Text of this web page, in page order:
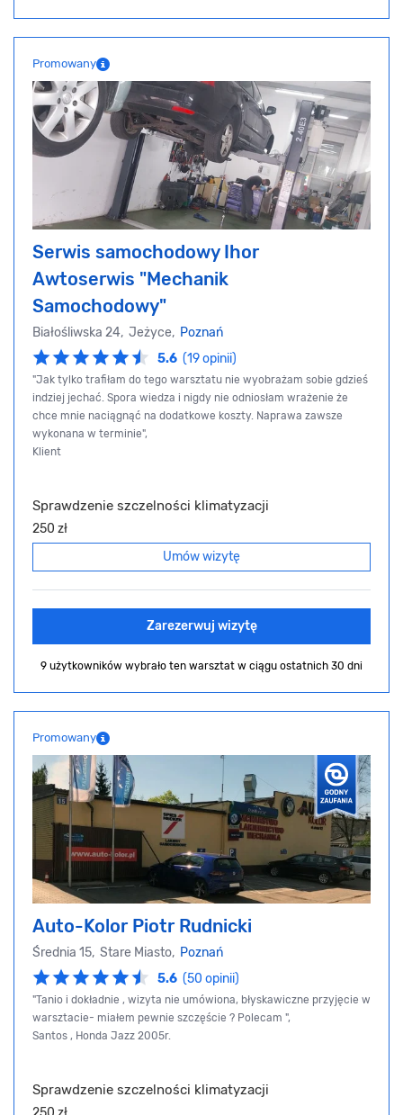
Promowany
Serwis samochodowy Ihor
Awtoserwis "Mechanik
Samochodowy"
Białośliwska 24, Jeżyce, Poznań
5.6 (19 opinii)
"Jak tylko trafiłam do tego warsztatu nie wyobrażam sobie gdzieś
indziej jechać. Spora wiedza i nigdy nie odniosłam wrażenie że
chce mnie naciągnąć na dodatkowe koszty. Naprawa zawsze
wykonana w terminie",
Klient
Sprawdzenie szczelności klimatyzacji
250 zł
Umów wizytę
Zarezerwuj wizytę
9 użytkowników wybrało ten warsztat w ciągu ostatnich 30 dni
Promowany
Auto-Kolor Piotr Rudnicki
Średnia 15, Stare Miasto, Poznań
5.6 (50 opinii)
"Tanio i dokładnie , wizyta nie umówiona, błyskawiczne przyjęcie w
warsztacie- miałem pewnie szczęście ? Polecam ",
Santos , Honda Jazz 2005r.
Sprawdzenie szczelności klimatyzacji